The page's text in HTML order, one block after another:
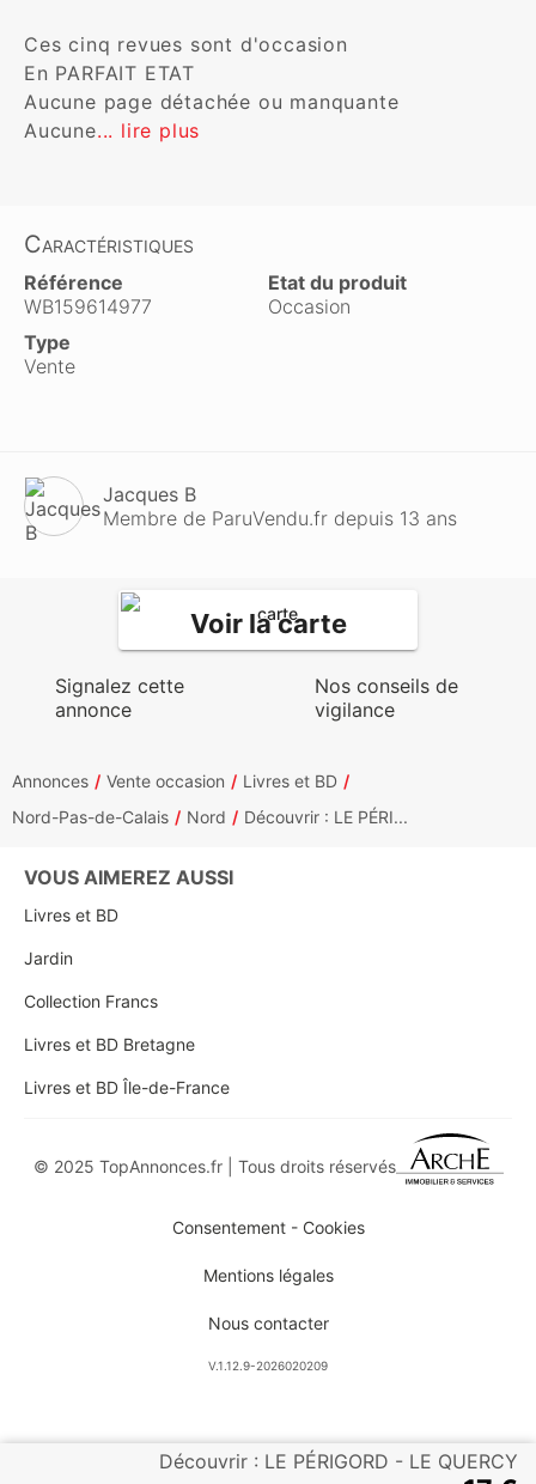
Ces cinq revues sont d'occasion
En PARFAIT ETAT
Aucune page détachée ou manquante
Aucune... lire plus
Caractéristiques
Référence
WB159614977
Etat du produit
Occasion
Type
Vente
Jacques B
Membre de ParuVendu.fr depuis 13 ans
Voir la carte
Signalez cette
annonce
Nos conseils de
vigilance
Découvrir : LE PÉRIGORD - LE QUERCY
Annonces Vente occasion
Livres et BD
Nord-Pas-de-Calais
Nord Découvrir : LE PÉRI...
VOUS AIMEREZ AUSSI
Livres et BD
Jardin
Collection Francs
Livres et BD Bretagne
Livres et BD Île-de-France
© 2025 TopAnnonces.fr | Tous droits réservés
Consentement - Cookies
Mentions légales
Nous contacter
V.1.12.9-2026020209